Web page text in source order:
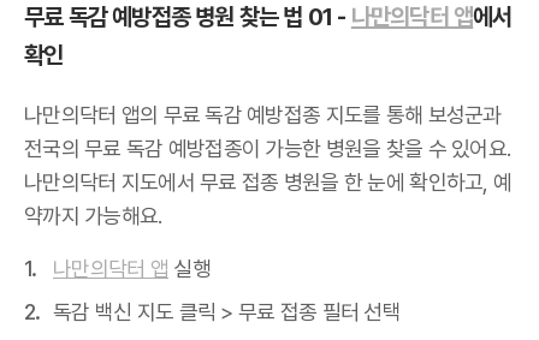
무료 독감 예방접종 병원 찾는 법 01 - 나만의닥터 앱에서
확인
나만의닥터 앱의 무료 독감 예방접종 지도를 통해 보성군과
전국의 무료 독감 예방접종이 가능한 병원을 찾을 수 있어요.
나만의닥터 지도에서 무료 접종 병원을 한 눈에 확인하고, 예
약까지 가능해요.
나만의닥터 앱 실행
독감 백신 지도 클릭 > 무료 접종 필터 선택